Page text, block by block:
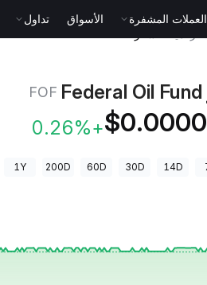
المشفرة الأسواق تداول
FOF
+0.26%
14D
30D
60D
200D
1Y